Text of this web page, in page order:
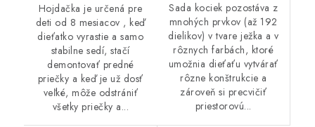
Hojdačka je určená pre
deti od 8 mesiacov , keď
dieťatko vyrastie a samo
stabilne sedí, stačí
demontovať predné
priečky a keď je už dosť
veľké, môže odstrániť
všetky priečky a...
Sada kociek pozostáva z
mnohých prvkov (až 192
dielikov) v tvare ježka a v
rôznych farbách, ktoré
umožnia dieťaťu vytvárať
rôzne konštrukcie a
zároveň si precvičiť
priestorovú...